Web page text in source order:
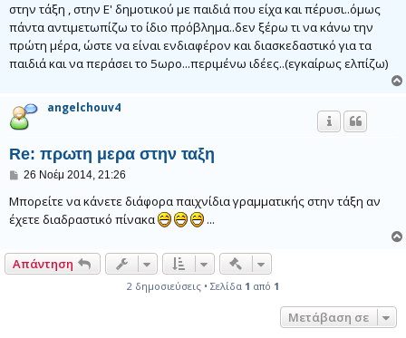
σ
ί
υ
σ
στην τάξη , στην Ε' δημοτικού με παιδιά που είχα και πέρυσι..όμως
πάντα αντιμετωπίζω το ίδιο πρόβλημα..δεν ξέρω τι να κάνω την
πρώτη μέρα, ώστε να είναι ενδιαφέρον και διασκεδαστικό για τα
παιδιά και να περάσει το 5ωρο...περιμένω ιδέες..(εγκαίρως ελπίζω)
angelchouv4
Re: πρωτη μερα στην ταξη
Δ
μ
σ
ε
υ
σ
26 Νοέμ 2014, 21:26
Μπορείτε να κάνετε διάφορα παιχνίδια γραμματικής στην τάξη αν
έχετε διαδραστικό πίνακα
...
Απάντηση Γρήγορα εργαλεία
2 δημοσιεύσεις • Σελίδα 1 από 1
Μετάβαση σε